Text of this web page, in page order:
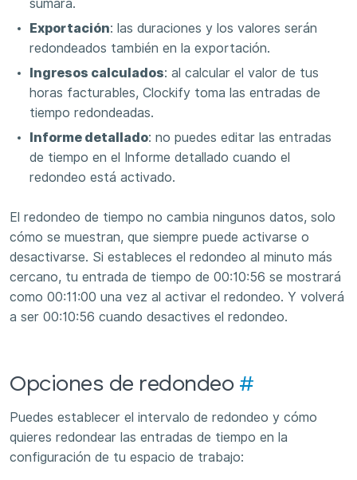
sumará.
Exportación: las duraciones y los valores serán
redondeados también en la exportación.
Ingresos calculados: al calcular el valor de tus
horas facturables, Clockify toma las entradas de
tiempo redondeadas.
Informe detallado: no puedes editar las entradas
de tiempo en el Informe detallado cuando el
redondeo está activado.
El redondeo de tiempo no cambia ningunos datos, solo
cómo se muestran, que siempre puede activarse o
desactivarse. Si estableces el redondeo al minuto más
cercano, tu entrada de tiempo de 00:10:56 se mostrará
como 00:11:00 una vez al activar el redondeo. Y volverá
a ser 00:10:56 cuando desactives el redondeo.
Opciones de redondeo #
Puedes establecer el intervalo de redondeo y cómo
quieres redondear las entradas de tiempo en la
configuración de tu espacio de trabajo: